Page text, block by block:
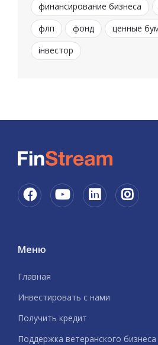
финансирование бизнеса
флп
фонд
ценные
інвестор
Меню
Главная
Инвестировать с нами
Получить кредит
Поддержка ветеранского бизнеса